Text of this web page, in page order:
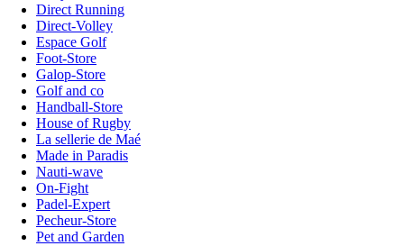
Direct Running
Direct-Volley
Espace Golf
Foot-Store
Galop-Store
Golf and co
Handball-Store
House of Rugby
La sellerie de Maé
Made in Paradis
Nauti-wave
On-Fight
Padel-Expert
Pecheur-Store
Pet and Garden